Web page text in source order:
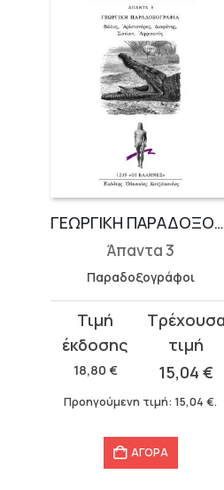
ΓΕΩΡΓΙΚΗ ΠΑΡΑΔΟΞΟΓΡΑΦΙΑ: Βώλος, Αρίστανδρος, Διοφάνης, Σωτίων, Αφρικανός
Άπαντα 3
Παραδοξογράφοι
18,80 €
Original
price
was:
18,80 €.
15,04€
τρέχουσα
τιμή
είναι:
Προηγούμενη τιμή: 15,04€.
ΑΓΟΡΑ